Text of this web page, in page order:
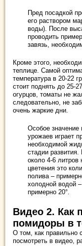
Пред посадкой
его раствором
воды). После
проводить
завязь,
Кроме этого,
теплице. Самой
температура в 20-22
стоит поднять до 25-
огурцов, томаты не
следовательно, не
очень жаркие дни.
Особое значение
урожаев играет
необходимой
стадии
около 4-6 литров
цветения это
полива –
холодной водой
примерно 20°.
Видео 2. Как
помидоры в
О том, как правильно
посмотреть в видео,